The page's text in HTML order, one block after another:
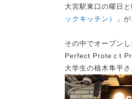
大宮駅東口の曜日
ックキッチン）
」
その中でオープン
Perfect Proteｃt
大学生の植木隼平